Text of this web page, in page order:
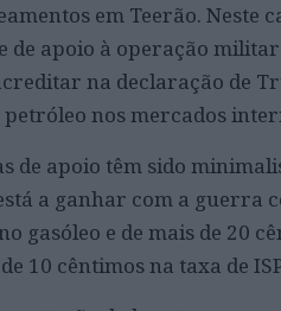
em Teerão. Neste
de apoio à operação
na declaração de
petróleo nos mercados
de apoio têm sido
a ganhar com a guerra
gasóleo e de mais de 20
10 cêntimos na taxa de